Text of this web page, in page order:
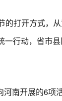
开方式，
行动，省市
开展的6项